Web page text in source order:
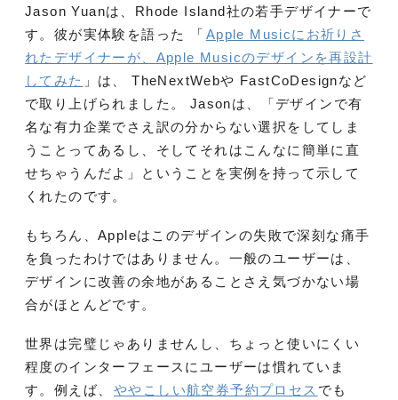
Jason Yuanは、Rhode Island社の若手デザイナーで
す。彼が実体験を語った
「 Apple Musicにお祈りさ
れたデザイナーが、Apple Musicのデザインを再設計
してみた 」は、 TheNextWebや FastCoDesignなど
で取り上げられました。 Jasonは、「デザインで有
名な有力企業でさえ訳の分からない選択をしてしま
うことってあるし、そしてそれはこんなに簡単に直
せちゃうんだよ」ということを実例を持って示して
くれたのです。
もちろん、Appleはこのデザインの失敗で深刻な痛手
を負ったわけではありません。一般のユーザーは、
デザインに改善の余地があることさえ気づかない場
合がほとんどです。
世界は完璧じゃありませんし、ちょっと使いにくい
程度のインターフェースにユーザーは慣れていま
す。例えば、 ややこしい航空券予約プロセス でも